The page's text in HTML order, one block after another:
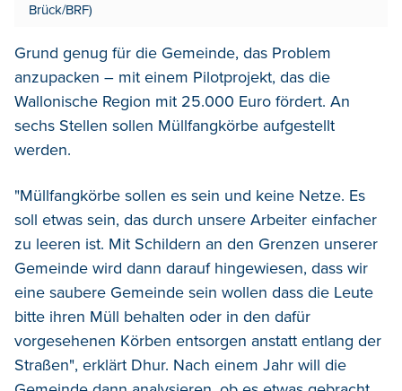
Brück/BRF)
Grund genug für die Gemeinde, das Problem
anzupacken – mit einem Pilotprojekt, das die
Wallonische Region mit 25.000 Euro fördert. An
sechs Stellen sollen Müllfangkörbe aufgestellt
werden.
"Müllfangkörbe sollen es sein und keine Netze. Es
soll etwas sein, das durch unsere Arbeiter einfacher
zu leeren ist. Mit Schildern an den Grenzen unserer
Gemeinde wird dann darauf hingewiesen, dass wir
eine saubere Gemeinde sein wollen dass die Leute
bitte ihren Müll behalten oder in den dafür
vorgesehenen Körben entsorgen anstatt entlang der
Straßen", erklärt Dhur. Nach einem Jahr will die